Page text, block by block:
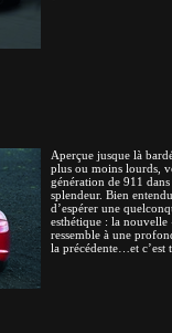
Aperçue jusque là
plus ou moins lourds,
génération de 911 dans
splendeur. Bien
d’espérer une
esthétique : la nouvelle
ressemble à une
la précédente…et c’est